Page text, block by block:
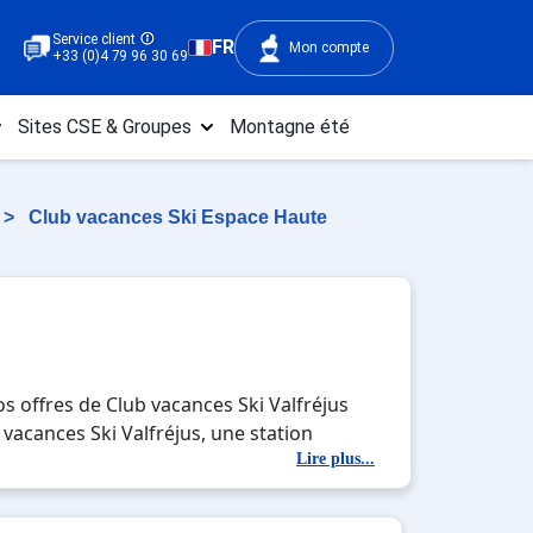
Service client
+33 (0)4 79 96 30 69
FR Mon compte
Sites CSE & Groupes Montagne été
> Club vacances Ski Espace Haute
offres de Club vacances Ski Valfréjus
Ski Valfréjus, une station
totale immersion avec la beauté des
entre amis, c'est l'occasion parfaite
Lire plus...